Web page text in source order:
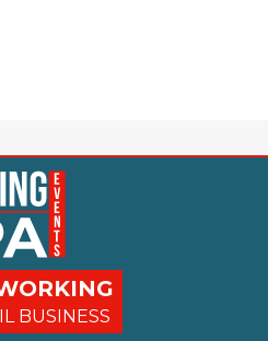
BUSINESS